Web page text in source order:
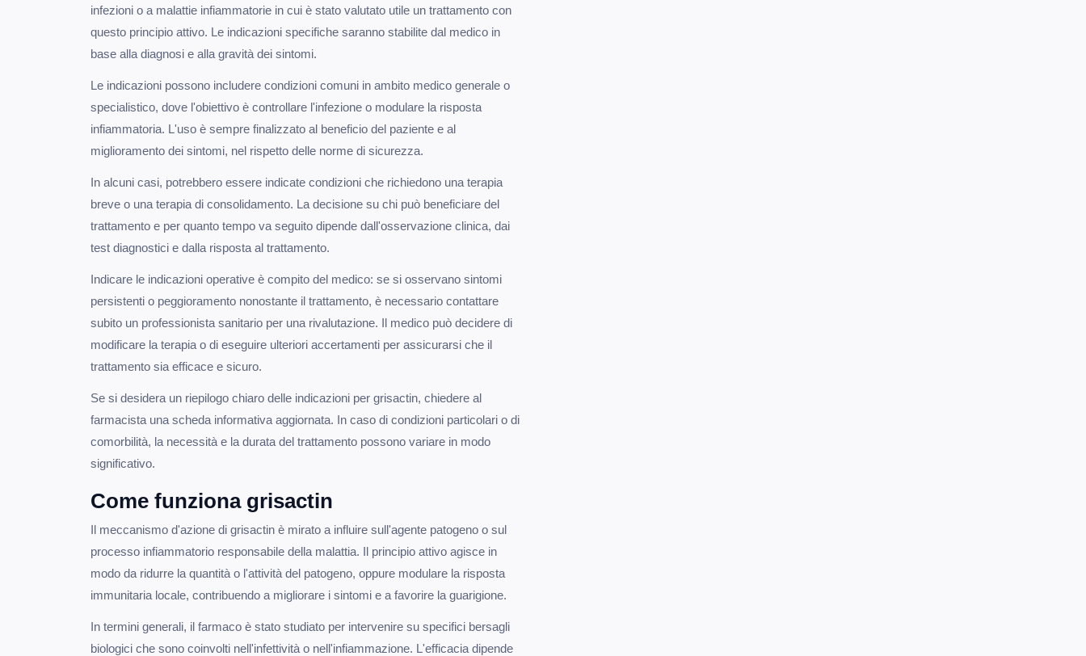
infezioni o a malattie infiammatorie in cui è stato valutato utile un trattamento con
questo principio attivo. Le indicazioni specifiche saranno stabilite dal medico in
base alla diagnosi e alla gravità dei sintomi.
Le indicazioni possono includere condizioni comuni in ambito medico generale o
specialistico, dove l'obiettivo è controllare l'infezione o modulare la risposta
infiammatoria. L'uso è sempre finalizzato al beneficio del paziente e al
miglioramento dei sintomi, nel rispetto delle norme di sicurezza.
In alcuni casi, potrebbero essere indicate condizioni che richiedono una terapia
breve o una terapia di consolidamento. La decisione su chi può beneficiare del
trattamento e per quanto tempo va seguito dipende dall'osservazione clinica, dai
test diagnostici e dalla risposta al trattamento.
Indicare le indicazioni operative è compito del medico: se si osservano sintomi
persistenti o peggioramento nonostante il trattamento, è necessario contattare
subito un professionista sanitario per una rivalutazione. Il medico può decidere di
modificare la terapia o di eseguire ulteriori accertamenti per assicurarsi che il
trattamento sia efficace e sicuro.
Se si desidera un riepilogo chiaro delle indicazioni per grisactin, chiedere al
farmacista una scheda informativa aggiornata. In caso di condizioni particolari o di
comorbilità, la necessità e la durata del trattamento possono variare in modo
significativo.
Come funziona grisactin
Il meccanismo d'azione di grisactin è mirato a influire sull'agente patogeno o sul
processo infiammatorio responsabile della malattia. Il principio attivo agisce in
modo da ridurre la quantità o l'attività del patogeno, oppure modulare la risposta
immunitaria locale, contribuendo a migliorare i sintomi e a favorire la guarigione.
In termini generali, il farmaco è stato studiato per intervenire su specifici bersagli
biologici che sono coinvolti nell'infettività o nell'infiammazione. L'efficacia dipende